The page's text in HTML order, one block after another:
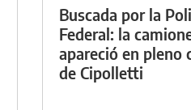
Buscada por la
Federal: la
apareció en pleno
de Cipolletti